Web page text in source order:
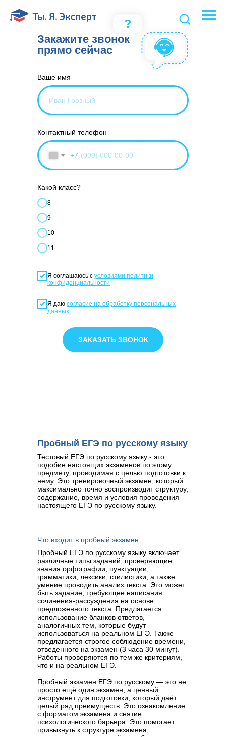
Ваше имя
Контактный телефон
+7
Какой класс?
8
9
10
11
Я соглашаюсь с условиями политики
конфиденциальности
Я даю согласие на обработку персональных
данных
ЗАКАЗАТЬ ЗВОНОК
Закажите звонок
прямо сейчас
Пробный ЕГЭ по русскому языку
Тестовый ЕГЭ по русскому языку - это
подобие настоящих экзаменов по этому
предмету, проводимая с целью подготовки к
нему. Это тренировочный экзамен, который
максимально точно воспроизводит структуру,
содержание, время и условия проведения
настоящего ЕГЭ по русскому языку.
Пробный ЕГЭ по русскому языку включает
различные типы заданий, проверяющие
знания орфографии, пунктуации,
грамматики, лексики, стилистики, а также
умение проводить анализ текста. Это может
быть задание, требующее написания
сочинения-рассуждения на основе
предложенного текста. Предлагается
использование бланков ответов,
аналогичных тем, которые будут
использоваться на реальном ЕГЭ. Также
предлагается строгое соблюдение времени,
отведенного на экзамен (3 часа 30 минут).
Работы проверяются по тем же критериям,
что и на реальном ЕГЭ.
Пробный экзамен ЕГЭ по русскому — это не
просто ещё один экзамен, а ценный
инструмент для подготовки, который даёт
целый ряд преимуществ. Это ознакомление
с форматом экзамена и снятие
психологического барьера. Это помогает
привыкнуть к структуре экзамена,
Что входит в пробный экзамен